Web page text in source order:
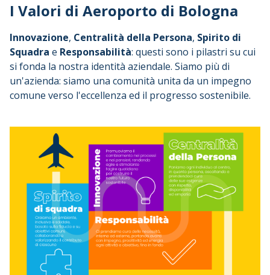
I Valori di Aeroporto di Bologna
Innovazione, Centralità della Persona, Spirito di
Squadra e Responsabilità: questi sono i pilastri su cui
si fonda la nostra identità aziendale. Siamo più di
un'azienda: siamo una comunità unita da un impegno
comune verso l'eccellenza ed il progresso sostenibile.